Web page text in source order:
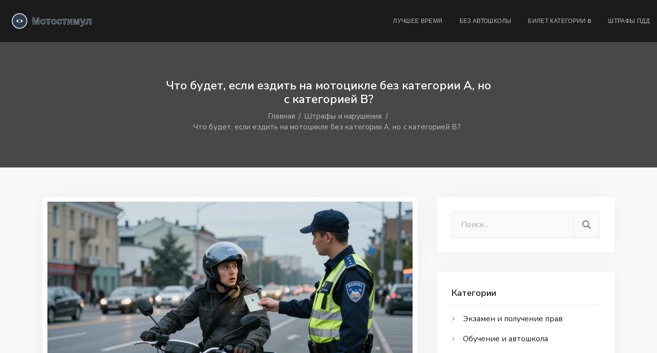
ЛУЧШЕЕ ВРЕМЯ БЕЗ АВТОШКОЛЫ БИЛЕТ КАТЕГОРИИ B ШТРАФЫ ПДД
Что будет, если ездить на мотоцикле без категории А, но
с категорией В?
Главная
Штрафы и нарушения
Что будет, если ездить на мотоцикле без категории А, но с категорией В?
Категории
Экзамен и получение прав
Обучение и автошкола